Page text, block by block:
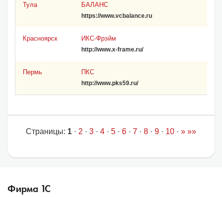
Тула БАЛАНС
https://www.vcbalance.ru
Красноярск ИКС-Фрэйм
http://www.x-frame.ru/
Пермь ПКС
http://www.pks59.ru/
Страницы: 1 · 2 · 3 · 4 · 5 · 6 · 7 · 8 · 9 · 10 · » »»
Фирма 1С